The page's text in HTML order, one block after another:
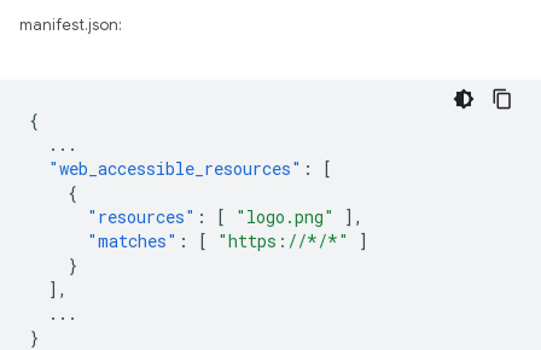
manifest.json:
{
...
"web_accessible_resources" :
[
{
"resources" : [ "logo.png"
],
"matches" : [ "https://*/*"
]
}
],
...
}